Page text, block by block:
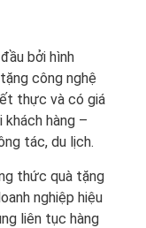
bởi hình
công nghệ
thực và có giá
hàng –
tác, du lịch.
thức quà tặng
nghiệp hiệu
liên tục hàng